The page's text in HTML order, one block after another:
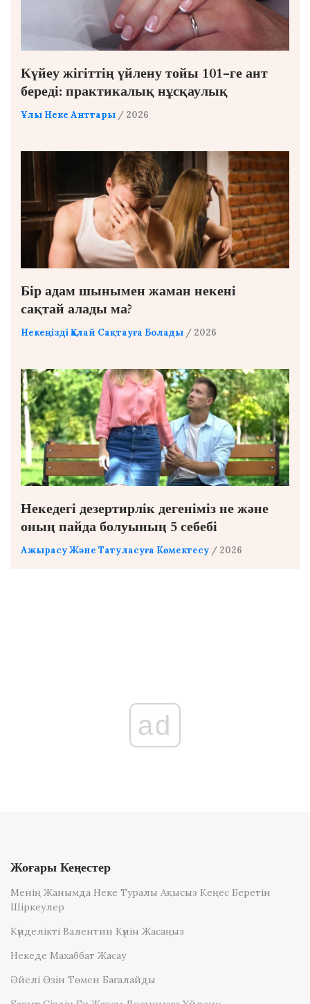
Күйеу жігіттің үйлену тойы 101-ге ант
береді: практикалық нұсқаулық
Ұлы Неке Анттары / 2026
Бір адам шынымен жаман некені
сақтай алады ма?
Некеңізді Қалай Сақтауға Болады / 2026
Некедегі дезертирлік дегеніміз не және
оның пайда болуының 5 себебі
Ажырасу Және Татуласуға Көмектесу / 2026
ad
Жоғары Кеңестер
Менің Жанымда Неке Туралы Ақысыз Кеңес Беретін
Шіркеулер
Күнделікті Валентин Күнін Жасаңыз
Некеде Махаббат Жасау
Әйелі Өзін Төмен Бағалайды